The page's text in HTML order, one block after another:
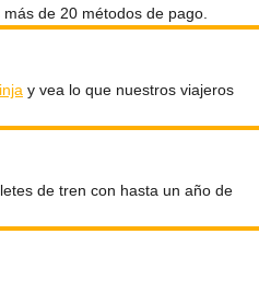
de 20 métodos de pago.
y vea lo que nuestros viajeros
de tren con hasta un año de